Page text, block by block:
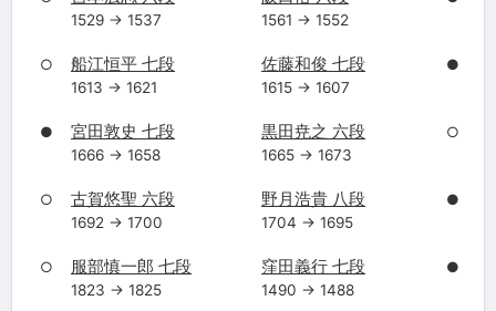
1529 → 1537 1561 → 1552
○ 船江恒平 七段
1613 → 1621
佐藤和俊 七段
1615 → 1607
●
● 宮田敦史 七段
1666 → 1658
黒田尭之 六段
1665 → 1673
○
○ 古賀悠聖 六段
1692 → 1700
野月浩貴 八段
1704 → 1695
●
○ 服部慎一郎 七段
1823 → 1825
窪田義行 七段
1490 → 1488
●